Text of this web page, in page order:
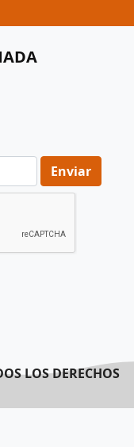
Enviar
LOS DERECHOS